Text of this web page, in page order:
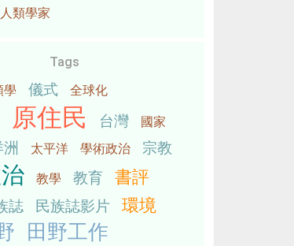
類學家
Tags
學 儀式
全球化
原住民 台灣
國家
太平洋 學術政治
宗教
教學 教育 書評
誌 民族誌影片 環境
田野工作